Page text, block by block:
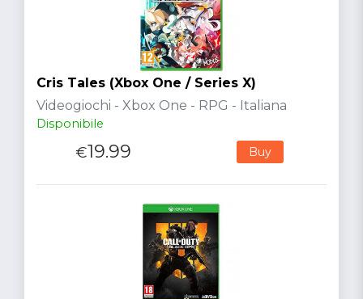
Cris Tales (Xbox One / Series X)
Videogiochi - Xbox One - RPG - Italiana
Disponibile
€19.99 Buy